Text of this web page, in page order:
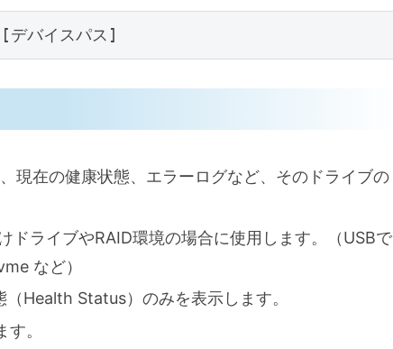
現在の健康状態、エラーログなど、そのドライブの
ドライブやRAID環境の場合に使用します。（USBで
など）
（Health Status）のみを表示します。
。